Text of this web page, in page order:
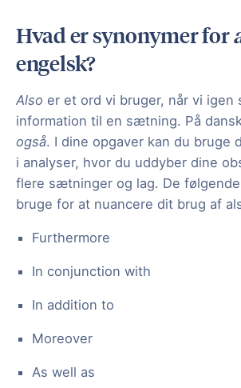
Hvad er synonymer for
engelsk?
Also er et ord vi bruger, når vi igen
information til en sætning. På
også. I dine opgaver kan du bruge
i analyser, hvor du uddyber dine
flere sætninger og lag. De
bruge for at nuancere dit brug af
Furthermore
In conjunction with
In addition to
Moreover
As well as